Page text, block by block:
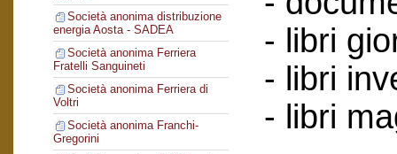
Società anonima distribuzione
energia Aosta - SADEA
Società anonima Ferriera
Fratelli Sanguineti
Società anonima Ferriera di
Voltri
Società anonima Franchi-
Gregorini
- libri
- libri
- libri